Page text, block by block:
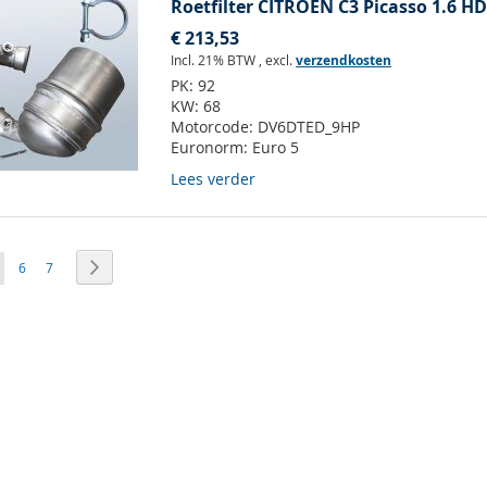
Roetfilter CITROEN C3 Picasso 1.6
€ 213,53
Incl. 21% BTW ,excl.verzendkosten
PK:92
KW:68
Motorcode: DV6DTED_9HP
Euronorm: Euro 5
Lees verder
lees momenteel pagina
Pagina
6 Pagina
7